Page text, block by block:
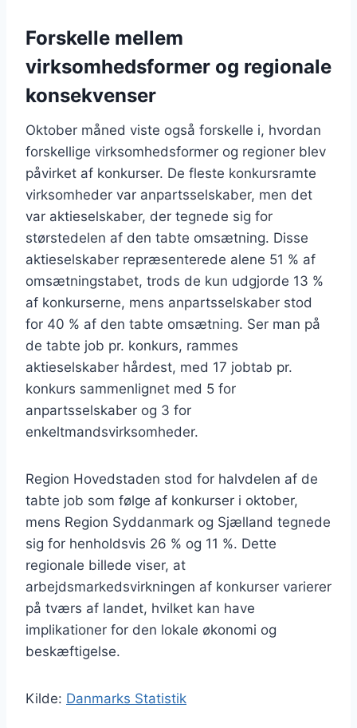
Forskelle mellem
virksomhedsformer og regionale
konsekvenser
Oktober måned viste også forskelle i, hvordan
forskellige virksomhedsformer og regioner blev
påvirket af konkurser. De fleste konkursramte
virksomheder var anpartsselskaber, men det
var aktieselskaber, der tegnede sig for
størstedelen af den tabte omsætning. Disse
aktieselskaber repræsenterede alene 51 % af
omsætningstabet, trods de kun udgjorde 13 %
af konkurserne, mens anpartsselskaber stod
for 40 % af den tabte omsætning. Ser man på
de tabte job pr. konkurs, rammes
aktieselskaber hårdest, med 17 jobtab pr.
konkurs sammenlignet med 5 for
anpartsselskaber og 3 for
enkeltmandsvirksomheder.
Region Hovedstaden stod for halvdelen af de
tabte job som følge af konkurser i oktober,
mens Region Syddanmark og Sjælland tegnede
sig for henholdsvis 26 % og 11 %. Dette
regionale billede viser, at
arbejdsmarkedsvirkningen af konkurser varierer
på tværs af landet, hvilket kan have
implikationer for den lokale økonomi og
beskæftigelse.
Kilde: Danmarks Statistik